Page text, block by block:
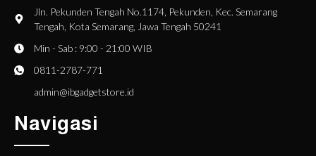
Jln. Pekunden Tengah No.1174, Pekunden, Kec. Semarang
Tengah, Kota Semarang, Jawa Tengah 50241
Min - Sab : 9:00 - 21:00 WIB
0811-2787-771
admin@ibgadgetstore.id
Navigasi